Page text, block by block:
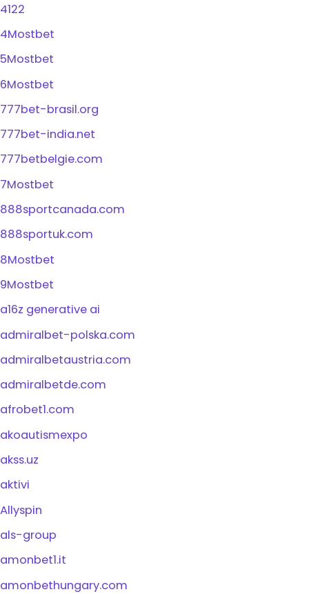
4122
4Mostbet
5Mostbet
6Mostbet
777bet-brasil.org
777bet-india.net
777betbelgie.com
7Mostbet
888sportcanada.com
888sportuk.com
8Mostbet
9Mostbet
a16z generative ai
admiralbet-polska.com
admiralbetaustria.com
admiralbetde.com
afrobet1.com
akoautismexpo
akss.uz
aktivi
Allyspin
als-group
amonbet1.it
amonbethungary.com